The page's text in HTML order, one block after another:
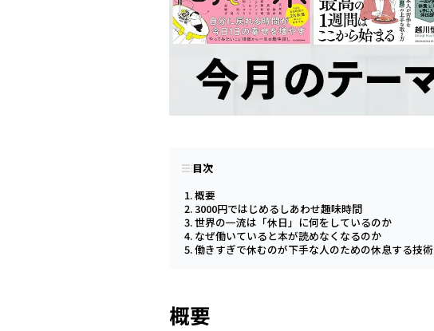
目次
概要
3000円ではじめるしあわせ趣味時間
世界の一流は「休日」に何をしているのか
なぜ働いていると本が読めなくなるのか
働きすぎで休むのが下手な人のための休息する技術
概要